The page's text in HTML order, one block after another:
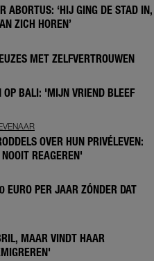
ABORTUS: ‘HIJ GING DE STAD IN,
ZICH HOREN’
MET ZELFVERTROUWEN
OP BALI: 'MIJN VRIEND BLEEF
OVER HUN PRIVÉLEVEN:
REAGEREN'
EURO PER JAAR ZÓNDER DAT
MAAR VINDT HAAR